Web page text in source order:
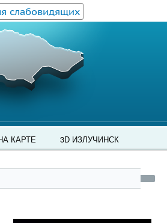
слабовидящих
КАРТЕ 3D ИЗЛУЧИНСК